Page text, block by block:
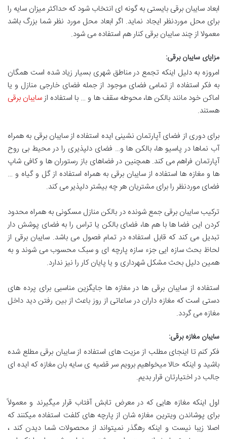
ابعاد سایبان برقی بایستی به گونه ای انتخاب شود که حداکثر میزان سایه را
برای محل موردنظر ایجاد نماید. اگر ابعاد محل مورد نظر شما بزرگ باشد
معمولا از چند سایبان برقی کنار هم استفاده می شود.
مزایای سایبان برقی:
امروزه به دلیل اینکه تجمع در مناطق شهری بسیار زیاد شده است همگان
به فکر استفاده از تمامی فضای موجود از جمله فضای خارجی منازل و یا
اماکن خود مانند بالکن ها، محوطه سقف ها و … با استفاده ازسایبان برقی
هستند.
برای دوری از فضای آپارتمان نشینی ایده استفاده از سایبان برقی به همراه
آب نماها در پاسیو ها، بالکن ها و… فضای دلپذیری را در محیط بی روح
آپارتمان فراهم می کند. همچنین در فضاهای باز رستوران ها و کافی شاپ
ها و مغازه ها استفاده از سایبان برقی به همراه استفاده از گل و گیاه و …
فضای موردنظر را برای مشتریان هر چه بیشتر دلپذیر می کند.
ترکیب سایبان برقی جمع شونده در بالکن منازل مسکونی به همراه محدود
کردن این فضا ها با هم ها، فضای بالکن یا تراس را به فضای پوشش دار
تبدیل می کند که قابل استفاده در تمام فصول می باشد. سایبان برقی از
لحاظ بحث سازه ایی جزء سازه پارچه ای و سبک محسوب می شوند و به
همین دلیل بحث مشکل شهرداری و یا پایان کار را نیز ندارد.
استفاده از سایبان برقی ها در مغازه ها جایگزین مناسبی برای پرده های
دستی است که مغازه داران در ساعاتی از روز باعث از بین رفتن دید داخل
مغازه می گردد.
سایبان مغازه برقی:
فکر کنم تا اینجای مطلب از مزیت های استفاده از سایبان برقی مطلع شده
باشید و اینکه حالا میخواهیم برویم سر قضیه ی سایه بان مغازه که ایده ای
جالب در اختیارتان قرار بدیم.
اول اینکه مغازه هایی که در معرض تابش آفتاب قرار میگیرند و معمولاً
برای پوشاندن ویترین مغازه شان از پارچه های کلفت استفاده میکنند که
اصلا زیبا نیست و اینکه رهگذر نمیتواند از محصولات شما دیدن کند ،